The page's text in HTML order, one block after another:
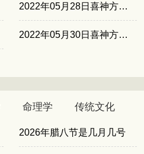
2022年05月28日喜神方位西南
2022年05月30日喜神方位东南
命理学 传统文化
2026年腊八节是几月几号